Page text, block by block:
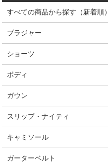
すべての商品から探す（新着順）
ブラジャー
ショーツ
ボディ
ガウン
スリップ・ナイティ
キャミソール
ガーターベルト